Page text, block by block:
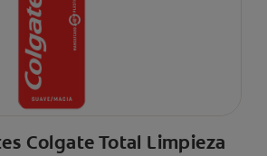
Colgate Total Limpieza